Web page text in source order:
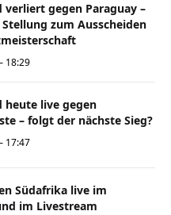
verliert gegen Paraguay –
Stellung zum Ausscheiden
18:29
heute live gegen
– folgt der nächste Sieg?
17:47
Südafrika live im
im Livestream